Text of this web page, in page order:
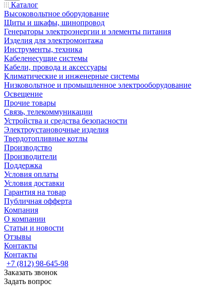
Каталог
Высоковольтное оборудование
Щиты и шкафы, шинопровод
Генераторы электроэнергии и элементы питания
Изделия для электромонтажа
Инструменты, техника
Кабеленесущие системы
Кабели, провода и аксессуары
Климатические и инженерные системы
Низковольтное и промышленное электрооборудование
Освещение
Прочие товары
Связь, телекоммуникации
Устройства и средства безопасности
Электроустановочные изделия
Твердотопливные котлы
Производство
Производители
Поддержка
Условия оплаты
Условия доставки
Гарантия на товар
Публичная офферта
Компания
О компании
Статьи и новости
Отзывы
Контакты
Контакты
+7 (812) 98-645-98
Заказать звонок
Задать вопрос